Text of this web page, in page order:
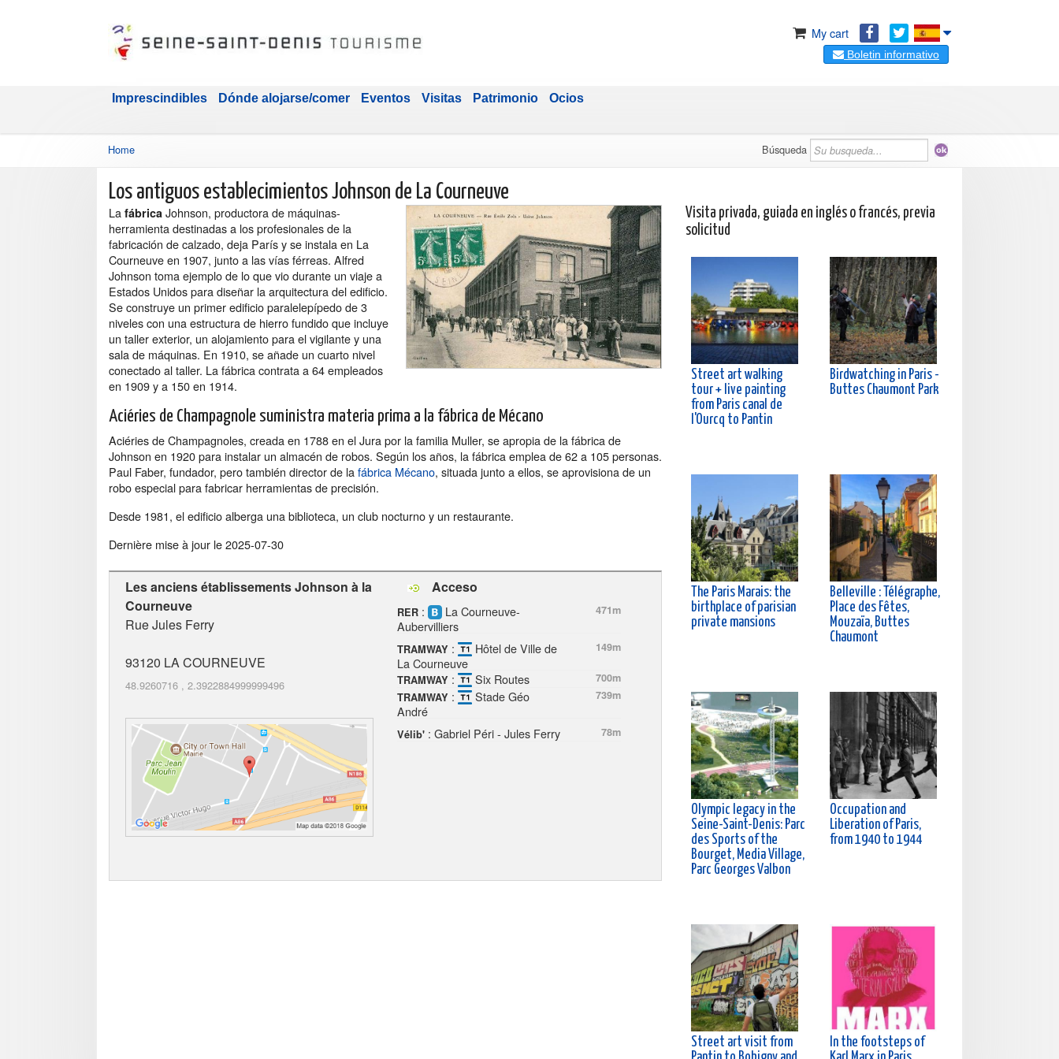
My cart
Boletin informativo
Imprescindibles Dónde alojarse/comer Eventos Visitas Patrimonio Ocios
Home Búsqueda
Los antiguos establecimientos Johnson de La Courneuve
La fábrica Johnson, productora de máquinas-
herramienta destinadas a los profesionales de la
fabricación de calzado, deja París y se instala en La
Courneuve en 1907, junto a las vías férreas. Alfred
Johnson toma ejemplo de lo que vio durante un viaje a
Estados Unidos para diseñar la arquitectura del edificio.
Se construye un primer edificio paralelepípedo de 3
niveles con una estructura de hierro fundido que incluye
un taller exterior, un alojamiento para el vigilante y una
sala de máquinas. En 1910, se añade un cuarto nivel
conectado al taller. La fábrica contrata a 64 empleados
en 1909 y a 150 en 1914.
Aciéries de Champagnole suministra materia prima a la fábrica de Mécano
Aciéries de Champagnoles, creada en 1788 en el Jura por la familia Muller, se apropia de la fábrica de
Johnson en 1920 para instalar un almacén de robos. Según los años, la fábrica emplea de 62 a 105 personas.
Paul Faber, fundador, pero también director de lafábrica Mécano, situada junto a ellos, se aprovisiona de un
robo especial para fabricar herramientas de precisión.
Desde 1981, el edificio alberga una biblioteca, un club nocturno y un restaurante.
Dernière mise à jour le2025-07-30
Les anciens établissements Johnson à la
Courneuve
Rue Jules Ferry
93120 LA COURNEUVE
48.9260716 , 2.3922884999999496
Acceso
RER :
La Courneuve-
Aubervilliers
471m
TRAMWAY :
Hôtel de Ville de
La Courneuve
149m
TRAMWAY : Six Routes
700m
TRAMWAY :
Stade Géo
André
739m
Vélib' : Gabriel Péri - Jules Ferry 78m
Visita privada, guiada en inglés o francés, previa
solicitud
Street art walking
tour + live painting
from Paris canal de
l'Ourcq to Pantin
Birdwatching in Paris -
Buttes Chaumont Park
The Paris Marais: the
birthplace of parisian
private mansions
Belleville : Télégraphe,
Place des Fêtes,
Mouzaïa, Buttes
Chaumont
Olympic legacy in the
Seine-Saint-Denis: Parc
des Sports of the
Bourget, Media Village,
Parc Georges Valbon
Occupation and
Liberation of Paris,
from 1940 to 1944
Street art visit from
In the footsteps of